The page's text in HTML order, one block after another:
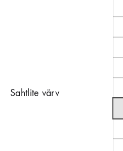
Sahtlite värv